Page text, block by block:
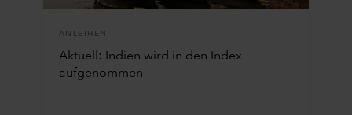
ANLEIHEN
Aktuell: Indien wird in den Index
aufgenommen